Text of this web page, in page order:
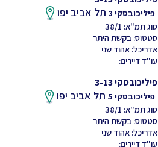
פיליכובסקי 3 תל אביב יפו
סוג תמ"א: 38/1
סטטוס: בקשת היתר
אדריכל: אהוד שני
עו"ד דיירים:
פיליכובסקי 3-13
פיליכובסקי 5 תל אביב יפו
סוג תמ"א: 38/1
סטטוס: בקשת היתר
אדריכל: אהוד שני
עו"ד דיירים: